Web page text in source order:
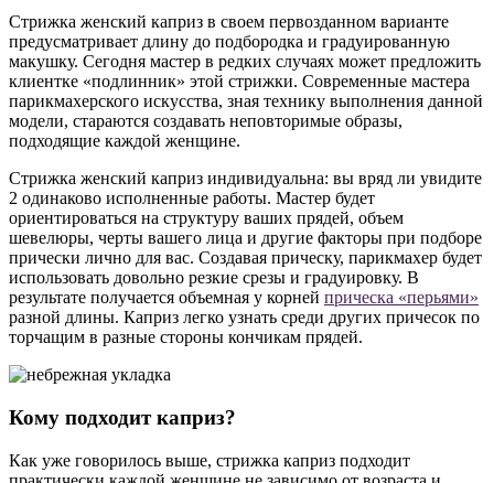
Стрижка женский каприз в своем первозданном варианте
предусматривает длину до подбородка и градуированную
макушку. Сегодня мастер в редких случаях может предложить
клиентке «подлинник» этой стрижки. Современные мастера
парикмахерского искусства, зная технику выполнения данной
модели, стараются создавать неповторимые образы,
подходящие каждой женщине.
Стрижка женский каприз индивидуальна: вы вряд ли увидите
2 одинаково исполненные работы. Мастер будет
ориентироваться на структуру ваших прядей, объем
шевелюры, черты вашего лица и другие факторы при подборе
прически лично для вас. Создавая прическу, парикмахер будет
использовать довольно резкие срезы и градуировку. В
результате получается объемная у корней прическа «перьями»
разной длины. Каприз легко узнать среди других причесок по
торчащим в разные стороны кончикам прядей.
Кому подходит каприз?
Как уже говорилось выше, стрижка каприз подходит